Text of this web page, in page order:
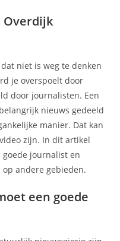
Overdijk
niet is weg te denken
je overspoelt door
door journalisten. Een
nieuws gedeeld
manier. Dat kan
zijn. In dit artikel
journalist en
andere gebieden.
een goede